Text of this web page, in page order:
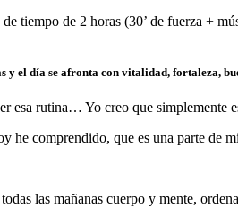
tiempo de 2 horas (30’ de fuerza +
y el día se afronta con vitalidad, fortaleza,
esa rutina… Yo creo que simplemente
he comprendido, que es una parte
las mañanas cuerpo y mente,